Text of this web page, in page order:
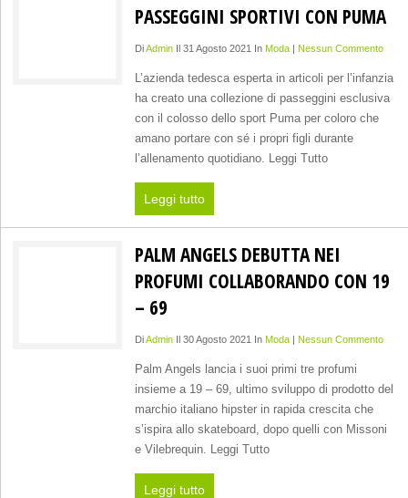
PASSEGGINI SPORTIVI CON PUMA
DiAdminIl 31 Agosto 2021 In Moda| Nessun Commento
L’azienda tedesca esperta in articoli per l’infanzia
ha creato una collezione di passeggini esclusiva
con il colosso dello sport Puma per coloro che
amano portare con sé i propri figli durante
l’allenamento quotidiano. Leggi Tutto
Leggi tutto
PALM ANGELS DEBUTTA NEI
PROFUMI COLLABORANDO CON 19
– 69
DiAdminIl 30 Agosto 2021 In Moda| Nessun Commento
Palm Angels lancia i suoi primi tre profumi
insieme a 19 – 69, ultimo sviluppo di prodotto del
marchio italiano hipster in rapida crescita che
s’ispira allo skateboard, dopo quelli con Missoni
e Vilebrequin. Leggi Tutto
Leggi tutto